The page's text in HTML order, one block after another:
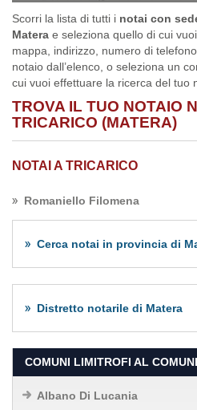
Scorri la lista di tutti i notai con
Matera e seleziona quello di cui
mappa, indirizzo, numero di
notaio dall’elenco, o seleziona un
cui vuoi effettuare la ricerca del tuo
TROVA IL TUO NOTAIO
TRICARICO (MATERA)
NOTAI A TRICARICO
Romaniello Filomena
Cerca notai in provincia di
Distretto notarile di Matera
COMUNI LIMITROFI AL
Albano Di Lucania